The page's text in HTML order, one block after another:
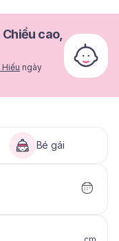
cao,
ngày
Bé gái